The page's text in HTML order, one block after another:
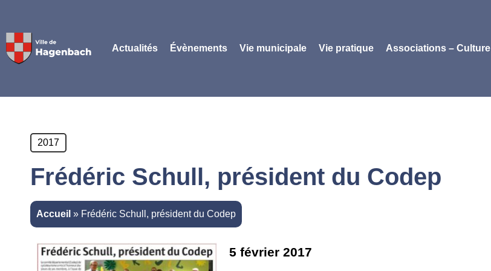
Actualités Évènements Vie municipale Vie pratique Associations – Culture
2017
Frédéric Schull, président du Codep
Accueil » Frédéric Schull, président du Codep
5 février 2017